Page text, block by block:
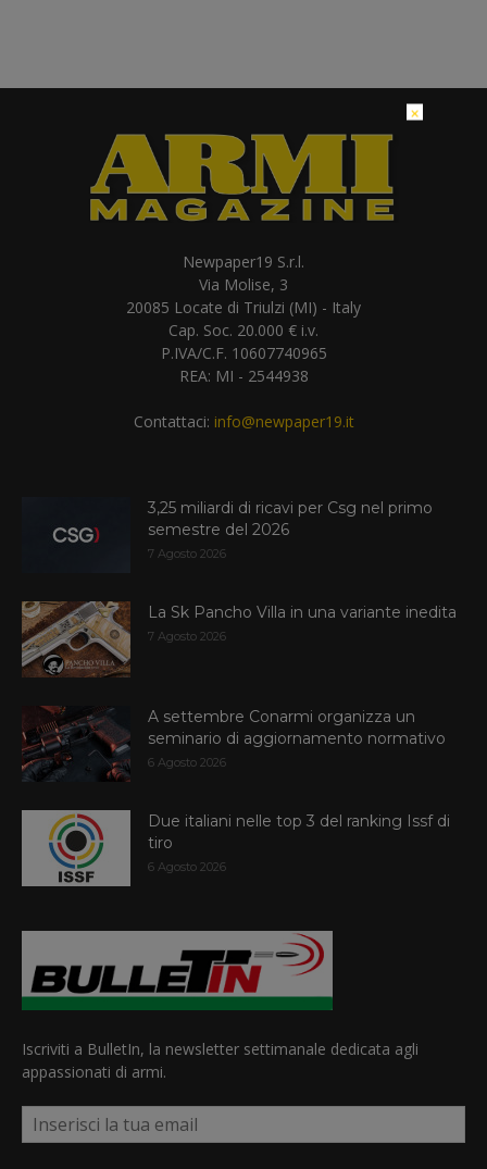
Newpaper19 S.r.l.
Via Molise, 3
20085 Locate di Triulzi (MI) - Italy
Cap. Soc. 20.000 € i.v.
P.IVA/C.F. 10607740965
REA: MI - 2544938
Contattaci: info@newpaper19.it
3,25 miliardi di ricavi per Csg nel primo
semestre del 2026
7 Agosto 2026
La Sk Pancho Villa in una variante inedita
7 Agosto 2026
A settembre Conarmi organizza un
seminario di aggiornamento normativo
6 Agosto 2026
Due italiani nelle top 3 del ranking Issf di
tiro
6 Agosto 2026
Iscriviti a BulletIn, la newsletter settimanale dedicata agli
appassionati di armi.
×